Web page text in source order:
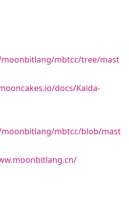
mbtcc/tree/mast
docs/Kaida-
mbtcc/blob/mast